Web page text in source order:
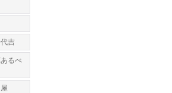
吉
るべ